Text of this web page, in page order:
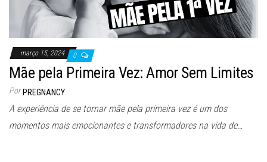
março 15, 2024 0
Mãe pela Primeira Vez: Amor Sem Limites
Por PREGNANCY
A experiência de se tornar mãe pela primeira vez é um dos
momentos mais emocionantes e transformadores na vida de…